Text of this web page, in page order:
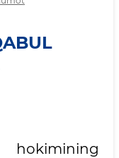
hokimining